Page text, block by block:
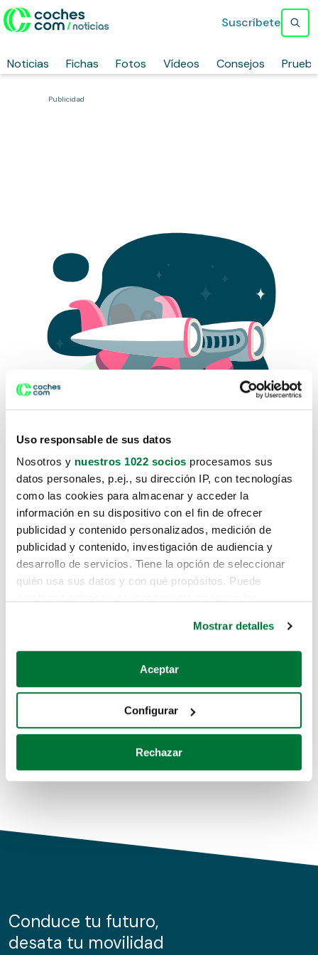
Uso responsable de sus datos
Nosotros y nuestros 1022 socios procesamos sus
datos personales, p.ej., su dirección IP, con tecnologías
como las cookies para almacenar y acceder la
información en su dispositivo con el fin de ofrecer
publicidad y contenido personalizados, medición de
publicidad y contenido, investigación de audiencia y
desarrollo de servicios. Tiene la opción de seleccionar
quién usa sus datos y con qué propósitos. Puede
Si lo permite, también quisiéramos:
Recopilar información sobre su ubicación geográfica
Identificar su dispositivo analizándolo activamente
para buscar características específicas (huellas
Obtenga más información sobre cómo se procesan sus
de cookies.
información sobre el uso que haga del sitio web con
nuestros partners de redes sociales, publicidad y análisis
Mostrar detalles
Aceptar
Configurar
Rechazar
Noticias Fichas Fotos Vídeos Consejos
Suscríbete
Publicidad
Lo sentimos, no sabemos como
te hemos traido hasta aquí.
Pero puedes encontrar el coche que estás
buscando en alguno de estos enlaces:
Coches de segunda mano
Coches de km0
Conduce tu futuro,
desata tu movilidad